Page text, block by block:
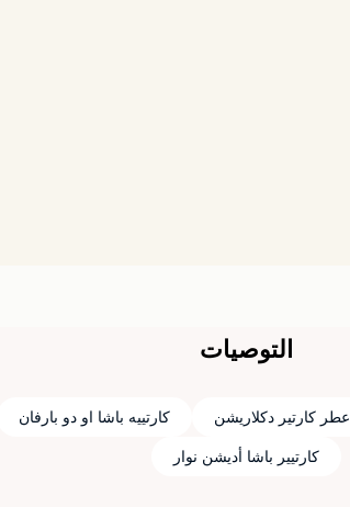
التوصيات
عطر كارتير دكلاريشن كارتييه باشا او دو بارفان
كارتيير باشا أديشن نوار